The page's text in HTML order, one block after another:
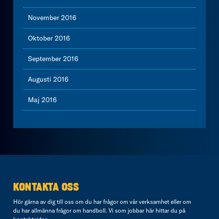
November 2016
Oktober 2016
September 2016
Augusti 2016
Maj 2016
KONTAKTA OSS
Hör gärna av dig till oss om du har frågor om vår verksamhet eller om
du har allmänna frågor om handboll. Vi som jobbar här hittar du på